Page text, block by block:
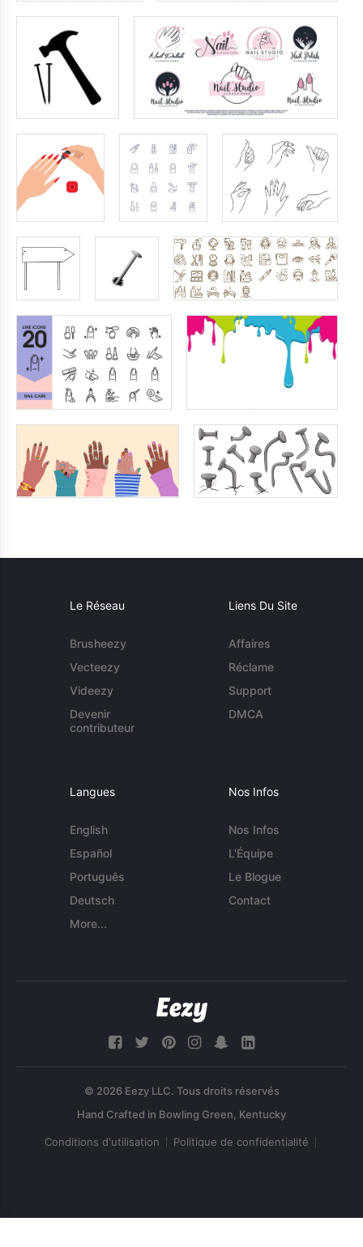
Le Réseau
Brusheezy
Vecteezy
Videezy
Devenir
contributeur
Liens Du Site
Affaires
Réclame
Support
DMCA
Langues
English
Español
Português
Deutsch
More...
Nos Infos
Nos Infos
L'Équipe
Le Blogue
Contact
© 2026 Eezy LLC. Tous droits réservés
Conditions d'utilisation Politique de confidentialité